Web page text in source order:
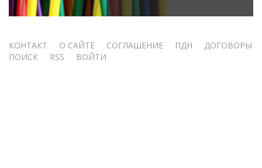
Меню
КОНТАКТ О САЙТЕ СОГЛАШЕНИЕ ПДН
ДОГОВОРЫ
ПОИСК
RSS ВОЙТИ